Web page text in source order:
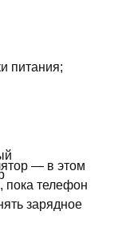
питания;
— в этом
пока телефон
зарядное